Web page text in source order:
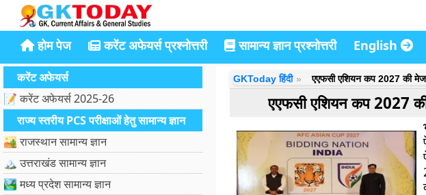
होम पेज करेंट अफेयर्स प्रश्नोत्तरी सामान्य ज्ञान प्रश्नोत्तरी English
करेंट अफेयर्स
📝 करेंट अफेयर्स 2025-26
राज्य स्तरीय PCS परीक्षाओं हेतु सामान्य ज्ञान
🏜️ राजस्थान सामान्य ज्ञान
🏔️ उत्तराखंड सामान्य ज्ञान
🏞️ मध्य प्रदेश सामान्य ज्ञान
GKToday हिंदी एएफसी एशियन कप 2027 की
एएफसी एशियन कप 2027 की